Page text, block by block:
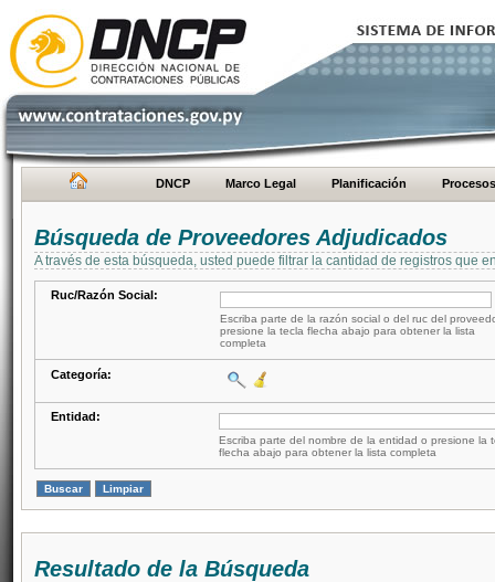
DNCP Marco Legal Planificación Procesos
Búsqueda de Proveedores Adjudicados
A través de esta búsqueda, usted puede filtrar la cantidad de registros que
Ruc/Razón Social:
Escriba parte de la razón social o del ruc del
presione la tecla flecha abajo para obtener la lista
completa
Categoría:
Entidad:
Escriba parte del nombre de la entidad o presione la
flecha abajo para obtener la lista completa
Resultado de la Búsqueda